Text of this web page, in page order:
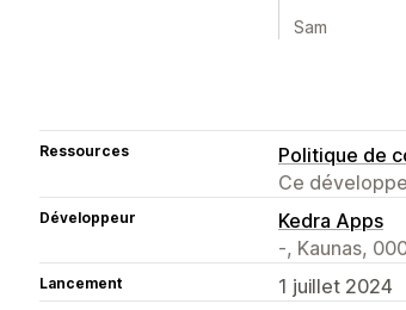
Sam
Ressources
Politique de
Ce
Développeur
Kedra Apps
-, Kaunas,
Lancement 1 juillet 2024